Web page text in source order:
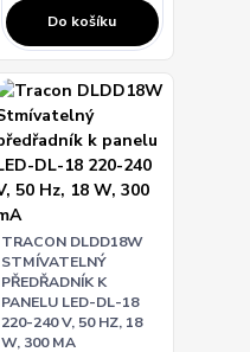
Do košíku
TRACON DLDD18W
STMÍVATELNÝ
PŘEDŘADNÍK K
PANELU LED-DL-18
220-240 V, 50 HZ, 18
W, 300 MA